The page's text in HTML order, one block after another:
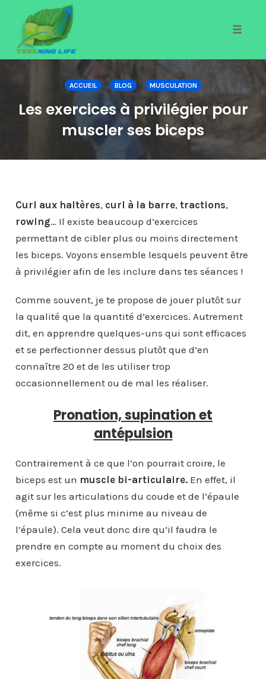
ACCUEIL BLOG MUSCULATION
Les exercices à privilégier pour
muscler ses biceps
Curl aux haltères, curl à la barre, tractions,
rowing… Il existe beaucoup d’exercices
permettant de cibler plus ou moins directement
les biceps. Voyons ensemble lesquels peuvent être
à privilégier afin de les inclure dans tes séances !
Comme souvent, je te propose de jouer plutôt sur
la qualité que la quantité d’exercices. Autrement
dit, en apprendre quelques-uns qui sont efficaces
et se perfectionner dessus plutôt que d’en
connaître 20 et de les utiliser trop
occasionnellement ou de mal les réaliser.
Pronation, supination et
antépulsion
Contrairement à ce que l’on pourrait croire, le
biceps est un muscle bi-articulaire.En effet, il
agit sur les articulations du coude et de l’épaule
(même si c’est plus minime au niveau de
l’épaule). Cela veut donc dire qu’il faudra le
prendre en compte au moment du choix des
exercices.